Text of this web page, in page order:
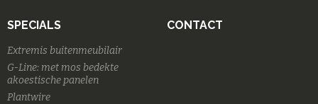
SPECIALS
Extremis buitenmeubilair
G-Line: met mos bedekte
akoestische panelen
Plantwire
CONTACT